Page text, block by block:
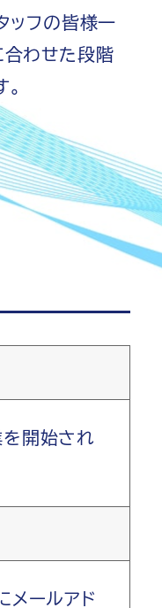
ッフの皆様一
合わせた段階
開始され
メールアド